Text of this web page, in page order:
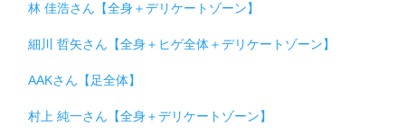
林 佳浩さん【全身＋デリケートゾーン】
細川 哲矢さん【全身＋ヒゲ全体＋デリケートゾーン】
AAKさん【足全体】
村上 純一さん【全身＋デリケートゾーン】